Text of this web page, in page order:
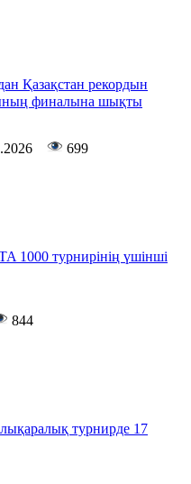
Қазақстан рекордын
финалына шықты
699
1000 турнирінің үшінші
844
турнирде 17